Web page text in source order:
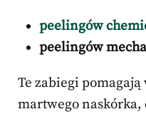
peelingów
peelingów
Te zabiegi
martwego naskórka,